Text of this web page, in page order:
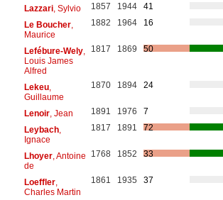
Lazzari, Sylvio 1857 1944
41
Le Boucher,
Maurice
1882 1964 16
Lefébure-Wely,
Louis James
Alfred
1817 1869 50
Lekeu,
Guillaume
1870 1894 24
Lenoir, Jean 1891 1976
7
Leybach,
Ignace
1817 1891 72
Lhoyer, Antoine
de
1768 1852 33
Loeffler,
Charles Martin
1861 1935 37